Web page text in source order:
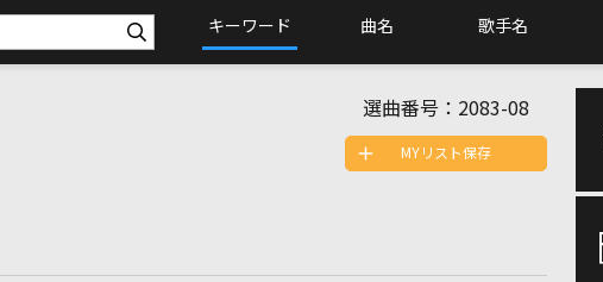
キーワード 曲名 歌手名
選曲番号： 2083-08
MYリスト保存